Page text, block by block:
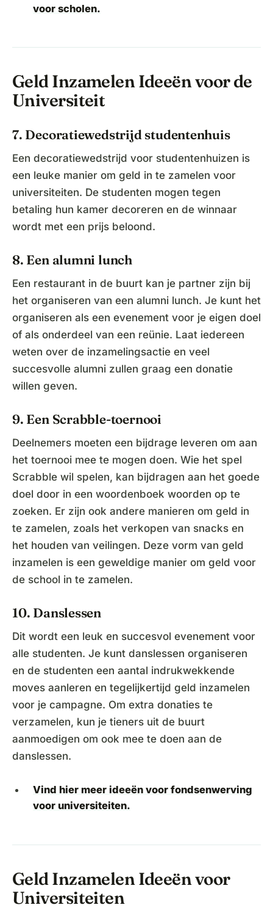
voor scholen.
Geld Inzamelen Ideeën voor de
Universiteit
7. Decoratiewedstrijd studentenhuis
Een decoratiewedstrijd voor studentenhuizen is
een leuke manier om geld in te zamelen voor
universiteiten. De studenten mogen tegen
betaling hun kamer decoreren en de winnaar
wordt met een prijs beloond.
8. Een alumni lunch
Een restaurant in de buurt kan je partner zijn bij
het organiseren van een alumni lunch. Je kunt het
organiseren als een evenement voor je eigen doel
of als onderdeel van een reünie. Laat iedereen
weten over de inzamelingsactie en veel
succesvolle alumni zullen graag een donatie
willen geven.
9. Een Scrabble-toernooi
Deelnemers moeten een bijdrage leveren om aan
het toernooi mee te mogen doen. Wie het spel
Scrabble wil spelen, kan bijdragen aan het goede
doel door in een woordenboek woorden op te
zoeken. Er zijn ook andere manieren om geld in
te zamelen, zoals het verkopen van snacks en
het houden van veilingen. Deze vorm van geld
inzamelen is een geweldige manier om geld voor
de school in te zamelen.
10. Danslessen
Dit wordt een leuk en succesvol evenement voor
alle studenten. Je kunt danslessen organiseren
en de studenten een aantal indrukwekkende
moves aanleren en tegelijkertijd geld inzamelen
voor je campagne. Om extra donaties te
verzamelen, kun je tieners uit de buurt
aanmoedigen om ook mee te doen aan de
danslessen.
Vind hier meer ideeën voor fondsenwerving
voor universiteiten.
Geld Inzamelen Ideeën voor
Universiteiten